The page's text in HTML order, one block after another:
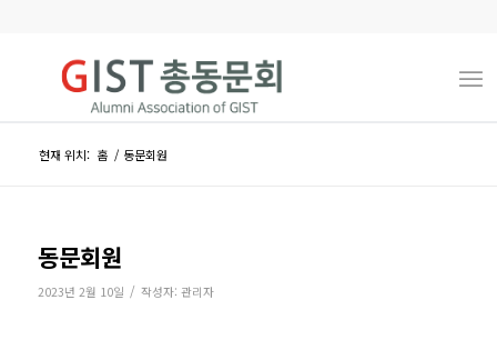
현재 위치: 홈 / 동문회원
동문회원
2023년 2월 10일 / 작성자: 관리자